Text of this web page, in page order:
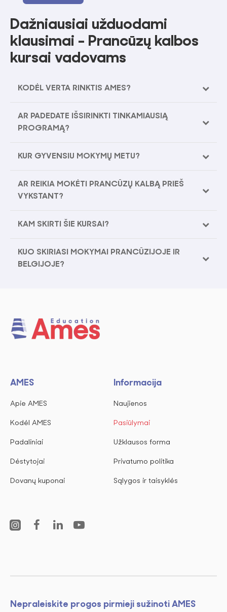
Dažniausiai užduodami
klausimai - Prancūzų kalbos
kursai vadovams
KODĖL VERTA RINKTIS AMES?
AR PADEDATE IŠSIRINKTI TINKAMIAUSIĄ
PROGRAMĄ?
KUR GYVENSIU MOKYMŲ METU?
AR REIKIA MOKĖTI PRANCŪZŲ KALBĄ PRIEŠ
VYKSTANT?
KAM SKIRTI ŠIE KURSAI?
KUO SKIRIASI MOKYMAI PRANCŪZIJOJE IR
BELGIJOJE?
AMES
Apie AMES
Kodėl AMES
Padaliniai
Dėstytojai
Dovanų kuponai
Informacija
Naujienos
Pasiūlymai
Užklausos forma
Privatumo politika
Sąlygos ir taisyklės
Nepraleiskite progos pirmieji sužinoti AMES